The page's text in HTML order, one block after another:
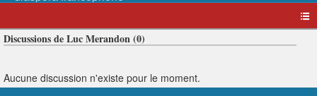
Discussions de Luc Merandon (0)
Aucune discussion n'existe pour le moment.